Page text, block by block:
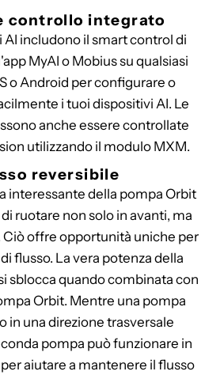
controllo integrato
AI includono il smart control di
MyAI o Mobius su qualsiasi
o Android per configurare o
i tuoi dispositivi AI. Le
anche essere controllate
utilizzando il modulo MXM.
reversibile
interessante della pompa Orbit
ruotare non solo in avanti, ma
Ciò offre opportunità uniche per
flusso. La vera potenza della
sblocca quando combinata con
Orbit. Mentre una pompa
in una direzione trasversale
pompa può funzionare in
aiutare a mantenere il flusso